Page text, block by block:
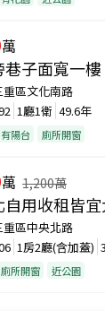
萬
巷子面寬一樓
區文化南路
1廳1衛 49.6年
有陽台 廁所開窗
萬 1,200萬
自用收租皆
區中央北路
1房2廳(含加蓋)
廁所開窗 近公園